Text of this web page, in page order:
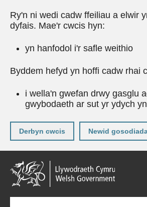
Ry'n ni wedi cadw ffeiliau a elwir
dyfais. Mae'r cwcis hyn:
yn hanfodol i'r safle weithio
Byddem hefyd yn hoffi cadw rhai
i wella'n gwefan drwy gasglu
gwybodaeth ar sut yr ydych
Derbyn cwcis Newid
Neidio
i'r
prif
gynnwy